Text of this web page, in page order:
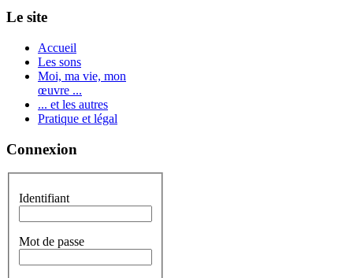
Le site
Accueil
Les sons
Moi, ma vie, mon
œuvre ...
... et les autres
Pratique et légal
Connexion
Identifiant
Mot de passe